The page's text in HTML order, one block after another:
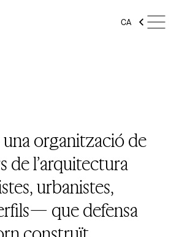
CA
organització de
de l’arquitectura
urbanistes,
que defensa